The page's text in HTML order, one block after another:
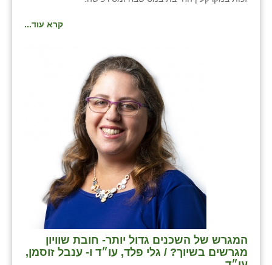
קרא עוד...
המגרש של השכנים גדול יותר- חובת שוויון
מגרשים בשיוך? / גלי פלד, עו״ד ו- ענבל זוסמן,